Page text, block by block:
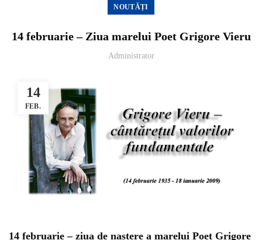
NOUTĂȚI
14 februarie – Ziua marelui Poet Grigore Vieru
Administrator
14
FEB.
14 februarie – ziua de naștere a marelui Poet Grigore